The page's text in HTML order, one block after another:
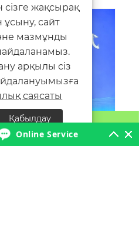

жақсырақ
ұсыну, сайт
мазмұнды
арқылы сіз
саясаты
Қабылдау
Online Service